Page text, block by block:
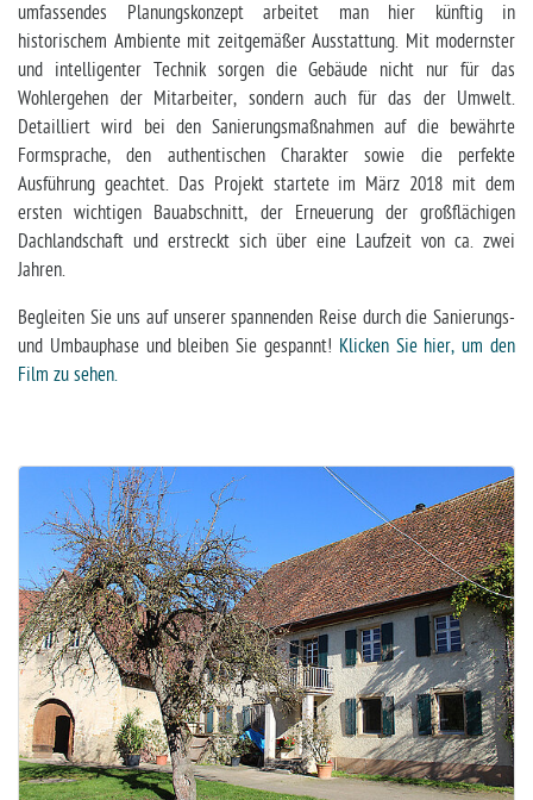
umfassendes Planungskonzept arbeitet man hier künftig in
historischem Ambiente mit zeitgemäßer Ausstattung. Mit modernster
und intelligenter Technik sorgen die Gebäude nicht nur für das
Wohlergehen der Mitarbeiter, sondern auch für das der Umwelt.
Detailliert wird bei den Sanierungsmaßnahmen auf die bewährte
Formsprache, den authentischen Charakter sowie die perfekte
Ausführung geachtet. Das Projekt startete im März 2018 mit dem
ersten wichtigen Bauabschnitt, der Erneuerung der großflächigen
Dachlandschaft und erstreckt sich über eine Laufzeit von ca. zwei
Jahren.
Begleiten Sie uns auf unserer spannenden Reise durch die Sanierungs-
und Umbauphase und bleiben Sie gespannt! Klicken Sie hier, um den
Film zu sehen.